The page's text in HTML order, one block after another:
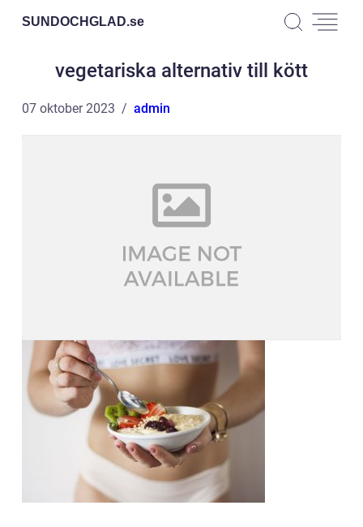
SUNDOCHGLAD.se
vegetariska alternativ till kött
07 oktober 2023 admin